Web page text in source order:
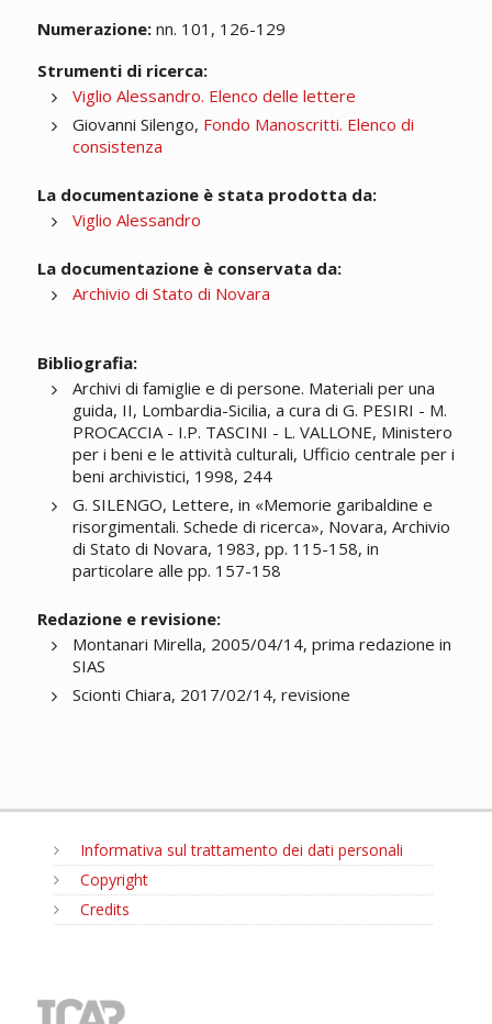
Numerazione:nn. 101, 126-129
Strumenti di ricerca:
Viglio Alessandro. Elenco delle lettere
Giovanni Silengo, Fondo Manoscritti. Elenco di
consistenza
La documentazione è stata prodotta da:
Viglio Alessandro
La documentazione è conservata da:
Archivio di Stato di Novara
Bibliografia:
Archivi di famiglie e di persone. Materiali per una
guida, II, Lombardia-Sicilia, a cura di G. PESIRI - M.
PROCACCIA - I.P. TASCINI - L. VALLONE, Ministero
per i beni e le attività culturali, Ufficio centrale per i
beni archivistici, 1998, 244
G. SILENGO, Lettere, in «Memorie garibaldine e
risorgimentali. Schede di ricerca», Novara, Archivio
di Stato di Novara, 1983, pp. 115-158, in
particolare alle pp. 157-158
Redazione e revisione:
Montanari Mirella, 2005/04/14, prima redazione in
SIAS
Scionti Chiara, 2017/02/14, revisione
Informativa sul trattamento dei dati personali
Copyright
Credits